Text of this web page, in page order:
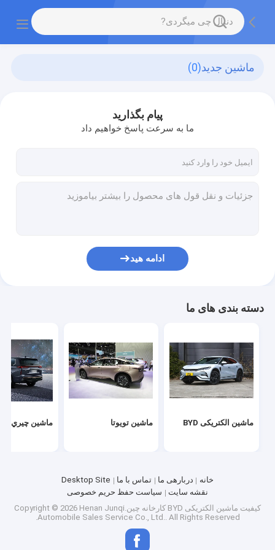
ماشين جديد(0)
پیام بگذارید
ما به سرعت پاسخ خواهیم داد
ادامه هید
دسته بندی های ما
ماشین الکتریکی BYD ماشین تویوتا ماشين چيري
خانه دربارهی ما تماس با ما
Desktop Site
نقشه سایت
سیاست حفظ حریم خصوصی
کیفیت ماشین الکتریکی BYD
کارخانه چین.Copyright © 2026 Henan Junqi
Automobile Sales Service Co., Ltd.. All Rights Reserved.